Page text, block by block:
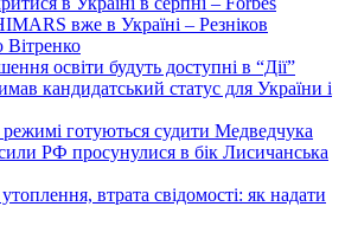
вже в Україні – Резніков
Вітренко
освіти будуть доступні в “Дії”
кандидатський статус для України і
готуються судити Медведчука
РФ просунулися в бік Лисичанська
втрата свідомості: як надати